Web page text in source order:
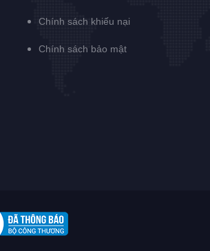
Chính sách khiếu nại
Chính sách bảo mật